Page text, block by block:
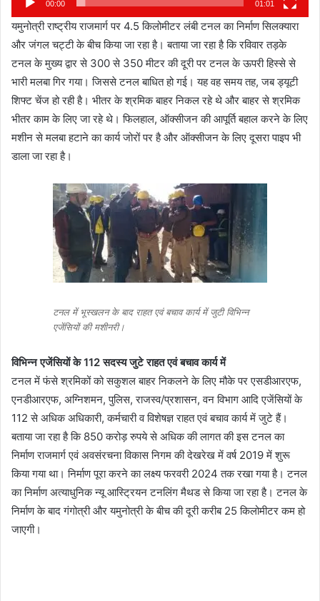
00:00 01:01
यमुनोत्री राष्ट्रीय राजमार्ग पर 4.5 किलोमीटर लंबी टनल का निर्माण सिलक्यारा
और जंगल चट्टी के बीच किया जा रहा है। बताया जा रहा है कि रविवार तड़के
टनल के मुख्य द्वार से 300 से 350 मीटर की दूरी पर टनल के ऊपरी हिस्से से
भारी मलबा गिर गया। जिससे टनल बाधित हो गई। यह वह समय तह, जब ड्यूटी
शिफ्ट चेंज हो रही है। भीतर के श्रमिक बाहर निकल रहे थे और बाहर से श्रमिक
भीतर काम के लिए जा रहे थे। फिलहाल, ऑक्सीजन की आपूर्ति बहाल करने के लिए
मशीन से मलबा हटाने का कार्य जोरों पर है और ऑक्सीजन के लिए दूसरा पाइप भी
डाला जा रहा है।
टनल में भूस्खलन के बाद राहत एवं बचाव कार्य में जुटी विभिन्न
एजेंसियों की मशीनरी।
विभिन्न एजेंसियों के 112 सदस्य जुटे राहत एवं बचाव कार्य में
टनल में फंसे श्रमिकों को सकुशल बाहर निकलने के लिए मौके पर एसडीआरएफ,
एनडीआरएफ, अग्निशमन, पुलिस, राजस्व/प्रशासन, वन विभाग आदि एजेंसियों के
112 से अधिक अधिकारी, कर्मचारी व विशेषज्ञ राहत एवं बचाव कार्य में जुटे हैं।
बताया जा रहा है कि 850 करोड़ रुपये से अधिक की लागत की इस टनल का
निर्माण राजमार्ग एवं अवसंरचना विकास निगम की देखरेख में वर्ष 2019 में शुरू
किया गया था। निर्माण पूरा करने का लक्ष्य फरवरी 2024 तक रखा गया है। टनल
का निर्माण अत्याधुनिक न्यू आस्ट्रियन टनलिंग मैथड से किया जा रहा है। टनल के
निर्माण के बाद गंगोत्री और यमुनोत्री के बीच की दूरी करीब 25 किलोमीटर कम हो
जाएगी।